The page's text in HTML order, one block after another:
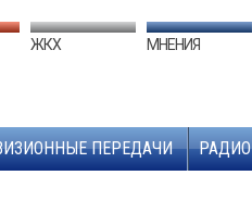
ЖКХ МНЕНИЯ
ПЕРЕДАЧИ РАДИО